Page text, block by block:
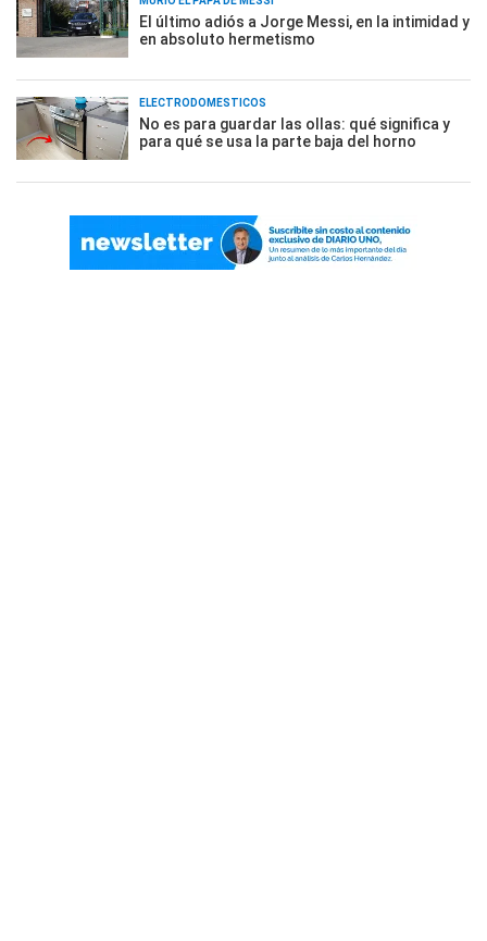
El último adiós a Jorge Messi, en la intimidad y
en absoluto hermetismo
ELECTRODOMÉSTICOS
No es para guardar las ollas: qué significa y
para qué se usa la parte baja del horno